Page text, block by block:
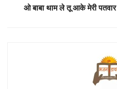
ओ बाबा थाम ले तू आके मेरी